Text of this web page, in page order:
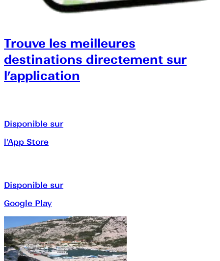
Trouve les meilleures
destinations directement sur
l’application
Disponible sur
l'App Store
Disponible sur
Google Play